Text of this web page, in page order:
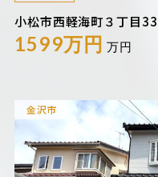
小松市西軽海町３丁目33
1599万円 万円
金沢市